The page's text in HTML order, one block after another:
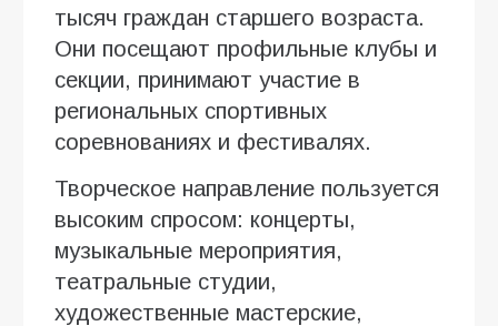
тысяч граждан старшего возраста.
Они посещают профильные клубы и
секции, принимают участие в
региональных спортивных
соревнованиях и фестивалях.
Творческое направление пользуется
высоким спросом: концерты,
музыкальные мероприятия,
театральные студии,
художественные мастерские,